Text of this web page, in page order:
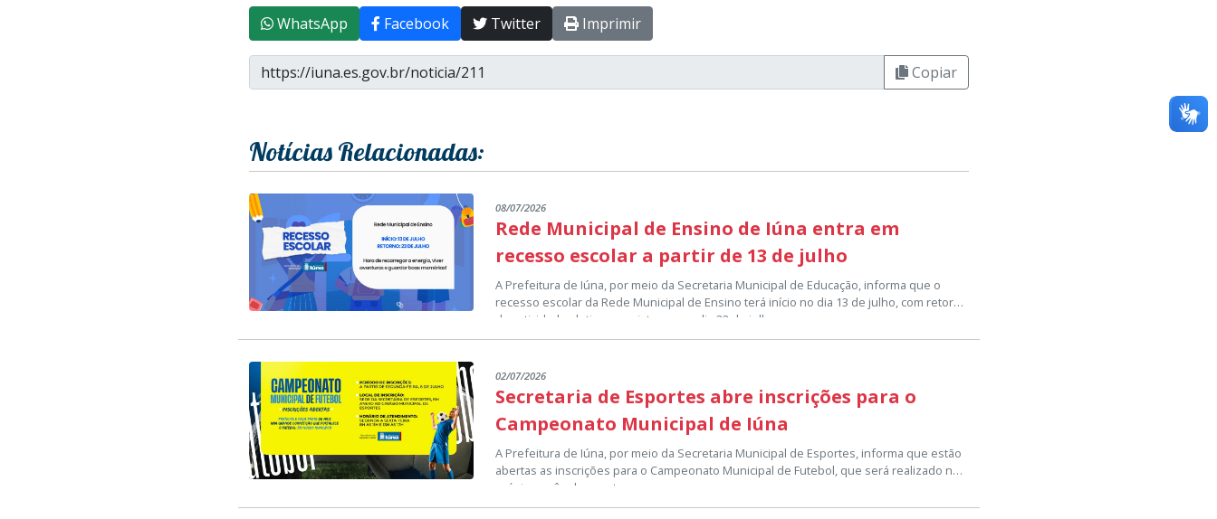
WhatsApp Facebook Twitter Imprimir
Copiar
Notícias Relacionadas:
08/07/2026
Rede Municipal de Ensino de Iúna entra em
recesso escolar a partir de 13 de julho
A Prefeitura de Iúna, por meio da Secretaria Municipal de Educação, informa que o
recesso escolar da Rede Municipal de Ensino terá início no dia 13 de julho, com retorno
das atividades letivas previsto para o dia 23 de julho.
A Secretaria Municipal de Educação deseja que todos os alunos e suas famílias
aproveitem esse período para fortalecer a convivência familiar, vivenciar momentos de
lazer e construir boas lembranças, retornando às salas de aula com entusiasmo e
disposição para os próximos desafios.
As atividades escolares serão retomadas normalmente no dia 23 de julho, conforme o
calendário da Rede Municipal de Ensino.
Setor de Comunicação Institucional
comunicacao@iuna.es.gov.br
02/07/2026
Secretaria de Esportes abre inscrições para o
Campeonato Municipal de Iúna
A Prefeitura de Iúna, por meio da Secretaria Municipal de Esportes, informa que estão
abertas as inscrições para o Campeonato Municipal de Futebol, que será realizado no
próximo mês de agosto.